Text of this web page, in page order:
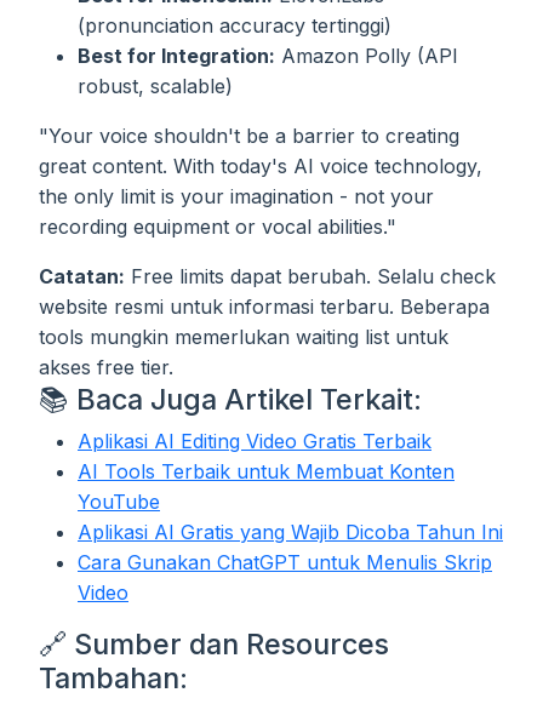
(pronunciation accuracy tertinggi)
Best for Integration: Amazon Polly (API
robust, scalable)
"Your voice shouldn't be a barrier to creating
great content. With today's AI voice technology,
the only limit is your imagination - not your
recording equipment or vocal abilities."
Catatan: Free limits dapat berubah. Selalu check
website resmi untuk informasi terbaru. Beberapa
tools mungkin memerlukan waiting list untuk
akses free tier.
📚 Baca Juga Artikel Terkait:
Aplikasi AI Editing Video Gratis Terbaik
AI Tools Terbaik untuk Membuat Konten
YouTube
Aplikasi AI Gratis yang Wajib Dicoba Tahun Ini
Cara Gunakan ChatGPT untuk Menulis Skrip
Video
🔗 Sumber dan Resources
Tambahan: